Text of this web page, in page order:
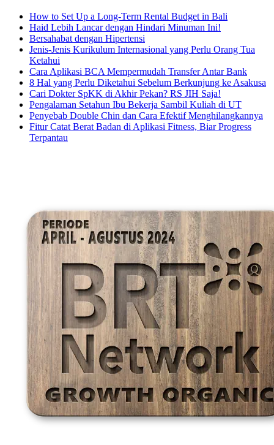
How to Set Up a Long-Term Rental Budget in Bali
Haid Lebih Lancar dengan Hindari Minuman Ini!
Bersahabat dengan Hipertensi
Jenis-Jenis Kurikulum Internasional yang Perlu Orang Tua
Ketahui
Cara Aplikasi BCA Mempermudah Transfer Antar Bank
8 Hal yang Perlu Diketahui Sebelum Berkunjung ke Asakusa
Cari Dokter SpKK di Akhir Pekan? RS JIH Saja!
Pengalaman Setahun Ibu Bekerja Sambil Kuliah di UT
Penyebab Double Chin dan Cara Efektif Menghilangkannya
Fitur Catat Berat Badan di Aplikasi Fitness, Biar Progress
Terpantau